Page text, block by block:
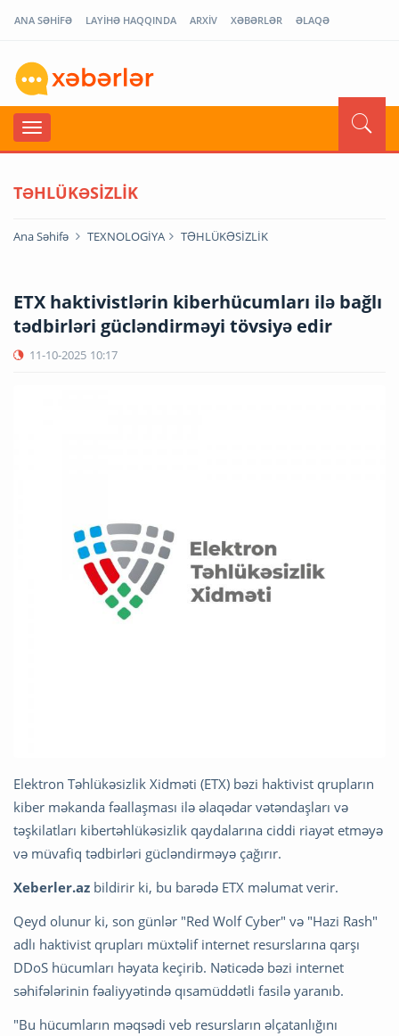
ANA SƏHİFƏ LAYİHƏ HAQQINDA ARXİV XƏBƏRLƏR ƏLAQƏ
TƏHLÜKƏSİZLİK
Ana Səhifə TEXNOLOGİYA TƏHLÜKƏSİZLİK
ETX haktivistlərin kiberhücumları ilə bağlı
tədbirləri gücləndirməyi tövsiyə edir
11-10-2025 10:17
Elektron Təhlükəsizlik Xidməti (ETX) bəzi haktivist qrupların
kiber məkanda fəallaşması ilə əlaqədar vətəndaşları və
təşkilatları kibertəhlükəsizlik qaydalarına ciddi riayət etməyə
və müvafiq tədbirləri gücləndirməyə çağırır.
Xeberler.az bildirir ki, bu barədə ETX məlumat verir.
Qeyd olunur ki, son günlər "Red Wolf Cyber" və "Hazi Rash"
adlı haktivist qrupları müxtəlif internet resurslarına qarşı
DDoS hücumları həyata keçirib. Nəticədə bəzi internet
səhifələrinin fəaliyyətində qısamüddətli fasilə yaranıb.
"Bu hücumların məqsədi veb resursların əlçatanlığını